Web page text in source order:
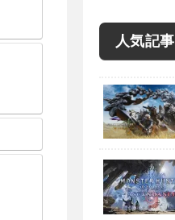
人気記事